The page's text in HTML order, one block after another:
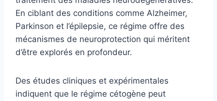
En ciblant des conditions comme Alzheimer,
Parkinson et l’épilepsie, ce régime offre des
mécanismes de neuroprotection qui méritent
d’être explorés en profondeur.
Des études cliniques et expérimentales
indiquent que le régime cétogène peut